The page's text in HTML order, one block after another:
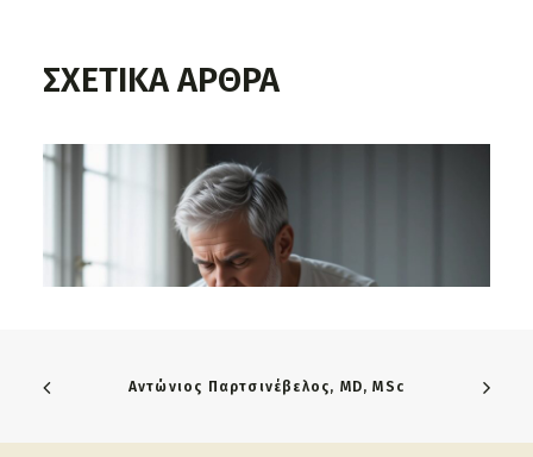
ΣΧΕΤΙΚΑ ΑΡΘΡΑ
Αντώνιος Παρτσινέβελος, MD, MSc